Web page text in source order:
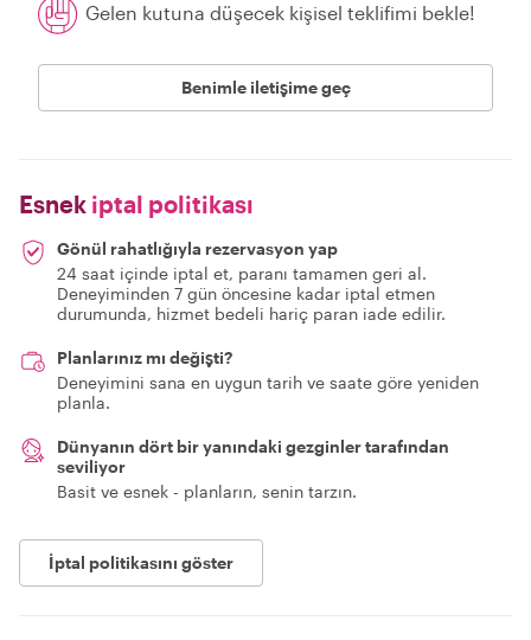
Gelen kutuna düşecek kişisel teklifimi bekle!
Benimle iletişime geç
Esnek iptal politikası
Gönül rahatlığıyla rezervasyon yap
24 saat içinde iptal et, paranı tamamen geri al.
Deneyiminden 7 gün öncesine kadar iptal etmen
durumunda, hizmet bedeli hariç paran iade edilir.
Planlarınız mı değişti?
Deneyimini sana en uygun tarih ve saate göre yeniden
planla.
Dünyanın dört bir yanındaki gezginler tarafından
seviliyor
Basit ve esnek - planların, senin tarzın.
İptal politikasını göster